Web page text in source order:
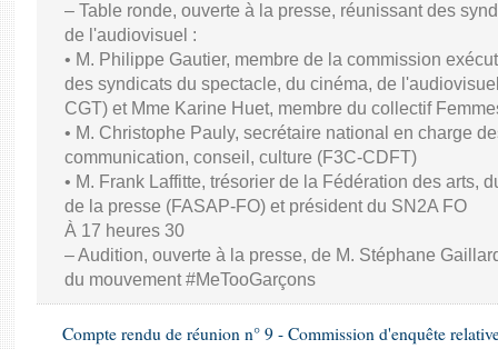
– Table ronde, ouverte à la presse, réunissant des
de l'audiovisuel :
• M. Philippe Gautier, membre de la commission
des syndicats du spectacle, du cinéma, de
CGT) et Mme Karine Huet, membre du collectif
• M. Christophe Pauly, secrétaire national en charge
communication, conseil, culture (F3C-CDFT)
• M. Frank Laffitte, trésorier de la Fédération des arts,
de la presse (FASAP-FO) et président du SN2A FO
À 17 heures 30
– Audition, ouverte à la presse, de M. Stéphane
du mouvement #MeTooGarçons
Compte rendu de réunion n° 9 - Commission d'enquête